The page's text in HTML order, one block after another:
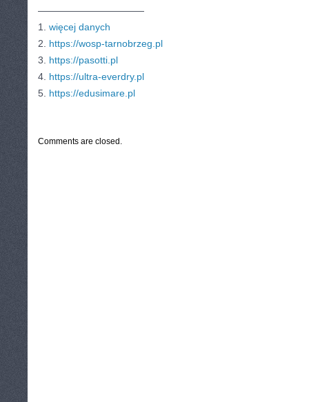
———————————
1. więcej danych
2. https://wosp-tarnobrzeg.pl
3. https://pasotti.pl
4. https://ultra-everdry.pl
5. https://edusimare.pl
Comments are closed.